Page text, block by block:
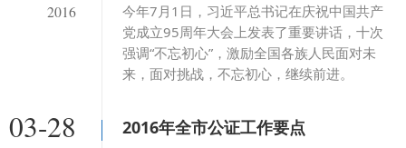
2016
今年7月1日，习近平总书记在庆祝中国共产
党成立95周年大会上发表了重要讲话，十次
强调“不忘初心”，激励全国各族人民面对未
来，面对挑战，不忘初心，继续前进。
03-28 2016年全市公证工作要点